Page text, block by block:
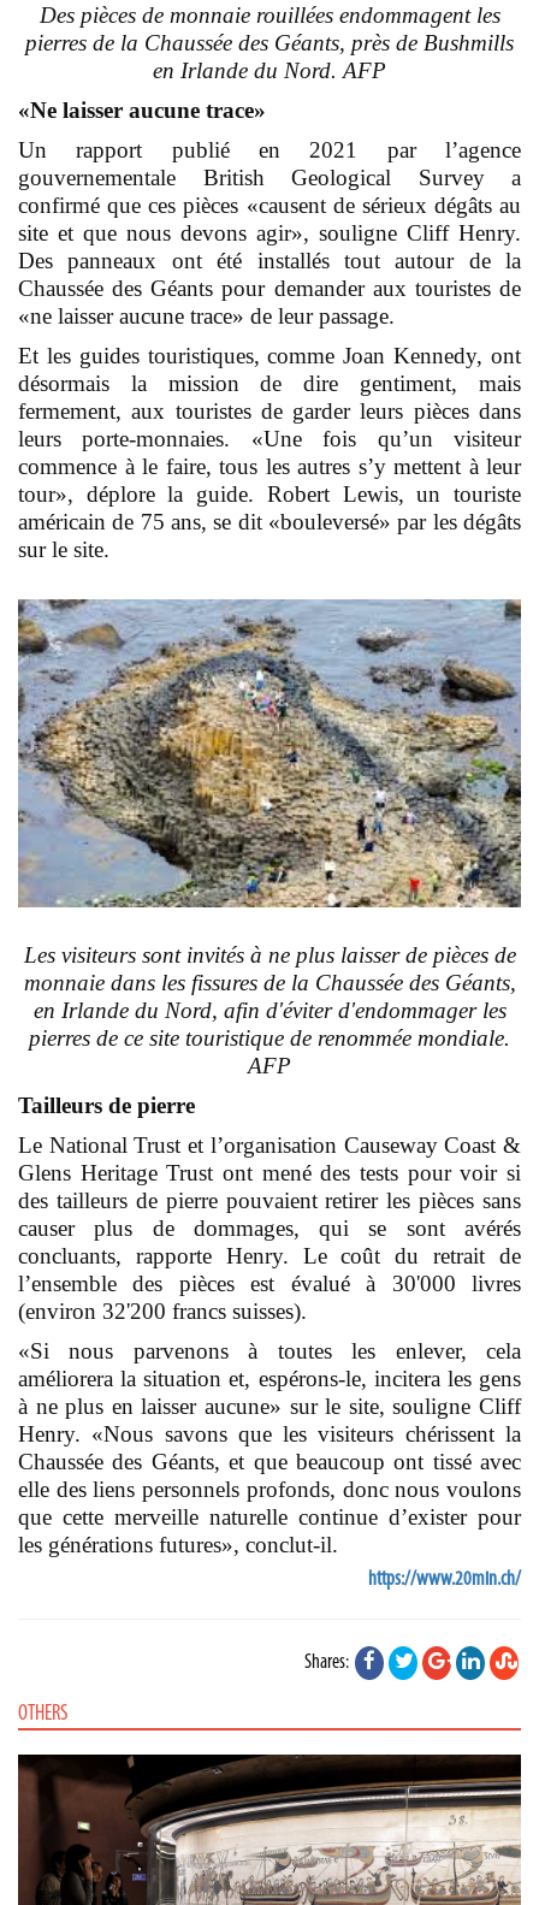
Des pièces de monnaie rouillées endommagent les
pierres de la Chaussée des Géants, près de Bushmills
en Irlande du Nord. AFP
«Ne laisser aucune trace»
Un rapport publié en 2021 par l’agence
gouvernementale British Geological Survey a
confirmé que ces pièces «causent de sérieux dégâts au
site et que nous devons agir», souligne Cliff Henry.
Des panneaux ont été installés tout autour de la
Chaussée des Géants pour demander aux touristes de
«ne laisser aucune trace» de leur passage.
Et les guides touristiques, comme Joan Kennedy, ont
désormais la mission de dire gentiment, mais
fermement, aux touristes de garder leurs pièces dans
leurs porte-monnaies. «Une fois qu’un visiteur
commence à le faire, tous les autres s’y mettent à leur
tour», déplore la guide. Robert Lewis, un touriste
américain de 75 ans, se dit «bouleversé» par les dégâts
sur le site.
Les visiteurs sont invités à ne plus laisser de pièces de
monnaie dans les fissures de la Chaussée des Géants,
en Irlande du Nord, afin d'éviter d'endommager les
pierres de ce site touristique de renommée mondiale.
AFP
Tailleurs de pierre
Le National Trust et l’organisation Causeway Coast &
Glens Heritage Trust ont mené des tests pour voir si
des tailleurs de pierre pouvaient retirer les pièces sans
causer plus de dommages, qui se sont avérés
concluants, rapporte Henry. Le coût du retrait de
l’ensemble des pièces est évalué à 30'000 livres
(environ 32'200 francs suisses).
«Si nous parvenons à toutes les enlever, cela
améliorera la situation et, espérons-le, incitera les gens
à ne plus en laisser aucune» sur le site, souligne Cliff
Henry. «Nous savons que les visiteurs chérissent la
Chaussée des Géants, et que beaucoup ont tissé avec
elle des liens personnels profonds, donc nous voulons
que cette merveille naturelle continue d’exister pour
les générations futures», conclut-il.
https://www.20min.ch/
Shares:
OTHERS